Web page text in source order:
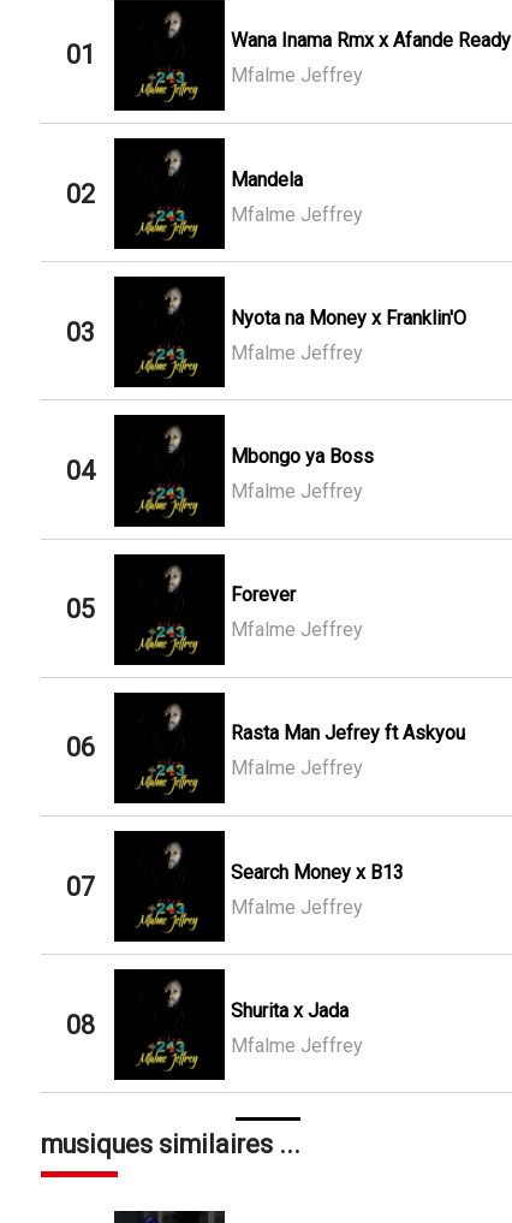
01
Wana Inama Rmx x Afande Ready
Mfalme Jeffrey
02
Mandela
Mfalme Jeffrey
03
Nyota na Money x Franklin'O
Mfalme Jeffrey
04
Mbongo ya Boss
Mfalme Jeffrey
05
Forever
Mfalme Jeffrey
06
Rasta Man Jefrey ft Askyou
Mfalme Jeffrey
07
Search Money x B13
Mfalme Jeffrey
08
Shurita x Jada
Mfalme Jeffrey
musiques similaires ...